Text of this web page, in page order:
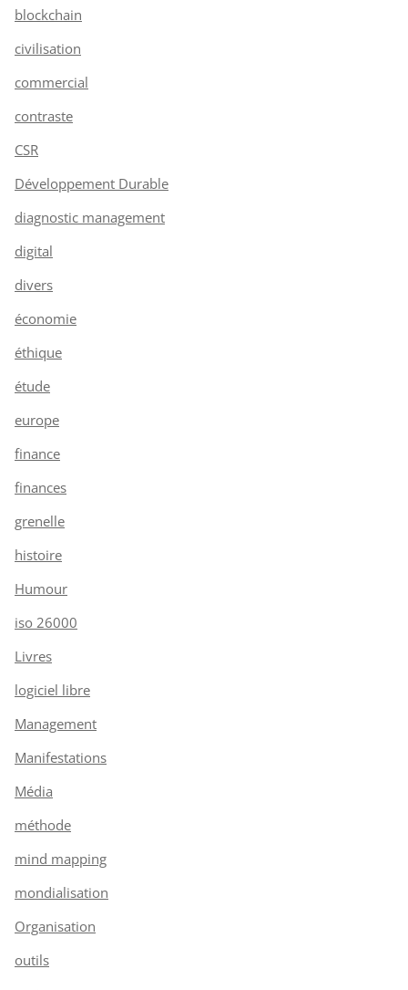
blockchain
civilisation
commercial
contraste
CSR
Développement Durable
diagnostic management
digital
divers
économie
éthique
étude
europe
finance
finances
grenelle
histoire
Humour
iso 26000
Livres
logiciel libre
Management
Manifestations
Média
méthode
mind mapping
mondialisation
Organisation
outils